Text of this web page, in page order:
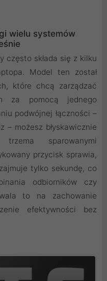
wielu systemów
często składa się z kilku
Model ten został
które chcą zarządzać
za pomocą jednego
podwójnej łączności –
– możesz błyskawicznie
sparowanymi
przycisk sprawia,
tylko sekundę, co
odbiorników czy
to na zachowanie
efektywności bez